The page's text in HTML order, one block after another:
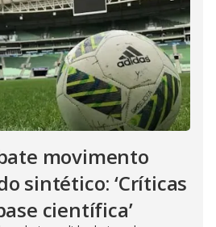
movimento
sintético: ‘Críticas
científica’